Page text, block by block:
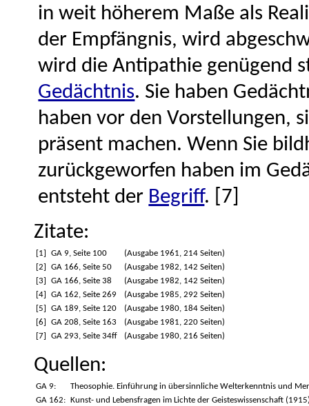
in weit höherem Maße als
der Empfängnis, wird
wird die Antipathie genügend
Gedächtnis. Sie haben
haben vor den Vorstellungen,
präsent machen. Wenn Sie
zurückgeworfen haben im
entsteht der Begriff. [7]
Zitate:
[1] GA 9, Seite 100
(Ausgabe 1961, 214 Seiten)
[2]
GA 166, Seite 50
(Ausgabe 1982, 142 Seiten)
[3]
GA 166, Seite 38
(Ausgabe 1982, 142 Seiten)
[4]
GA 162, Seite 269
(Ausgabe 1985, 292 Seiten)
[5]
GA 189, Seite 120
(Ausgabe 1980, 184 Seiten)
[6]
GA 208, Seite 163
(Ausgabe 1981, 220 Seiten)
[7]
GA 293, Seite 34ff (Ausgabe 1980, 216 Seiten)
Quellen:
GA 9:
Theosophie. Einführung in übersinnliche Welterkenntnis und
GA 162: Kunst- und Lebensfragen im Lichte der Geisteswissenschaft